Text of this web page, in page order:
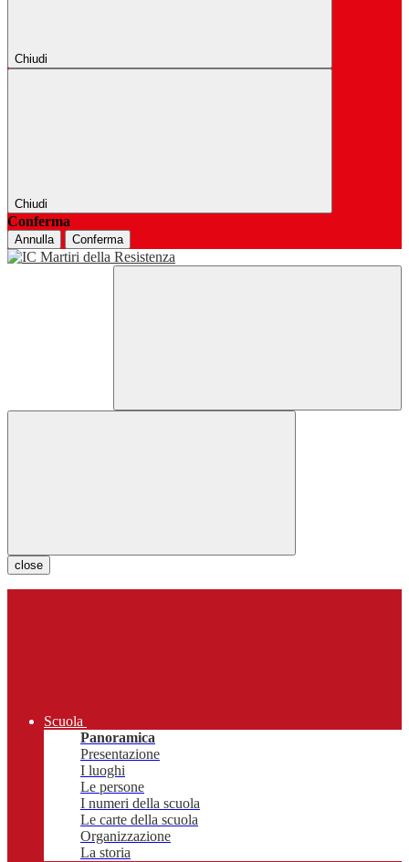
Chiudi
Chiudi
Conferma
Annulla Conferma
close
Scuola
Panoramica
Presentazione
I luoghi
Le persone
I numeri della scuola
Le carte della scuola
Organizzazione
La storia